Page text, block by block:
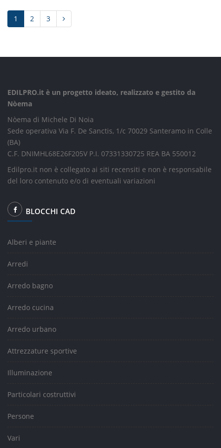
1 2 3
EDILPRO.it è un progetto ideato, realizzato e gestito da
Nòema
Nòema di Michele Di Noia
Sede operativa Via F. De Sanctis, 1/c 70029 Santeramo in Colle
(BA)
C.F. DNIMHL68E26F205V P.I. 07331330725 REA BA 550012
Edilpro.it non è collegato ai siti recensiti e non è responsabile
del loro contenuto e/o di eventuali variazioni
BLOCCHI CAD
Alberi e piante
Arredi
Arredo bagno
Arredo cucina
Arredo urbano
Attrezzature sportive
Illuminazione
Particolari costruttivi
Persone
Vari